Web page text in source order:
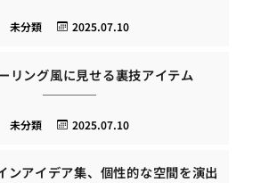
2025.07.10
未分類
リング風に見せる裏技アイテム
2025.07.10
未分類
ンアイデア集、個性的な空間を演出